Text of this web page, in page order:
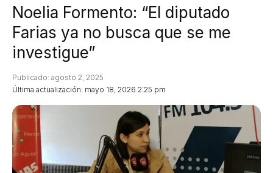
Noelia Formento: “El diputado
Farias ya no busca que se me
investigue”
Última actualización: mayo 18, 2026 2:25 pm
Publicado: agosto 2, 2025